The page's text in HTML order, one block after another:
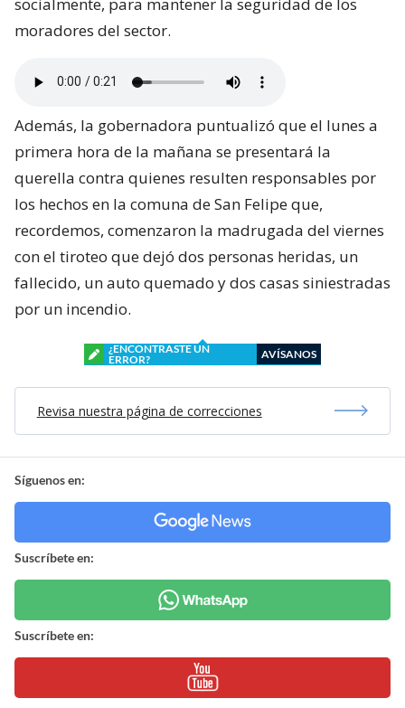
moradores del sector.
Además, la gobernadora puntualizó que el lunes a
primera hora de la mañana se presentará la
querella contra quienes resulten responsables por
los hechos en la comuna de San Felipe que,
recordemos, comenzaron la madrugada del viernes
con el tiroteo que dejó dos personas heridas, un
fallecido, un auto quemado y dos casas siniestradas
por un incendio.
¿ENCONTRASTE UN
ERROR?
AVÍSANOS
Revisa nuestra página de correcciones
Síguenos en:
Suscríbete en:
Suscríbete en: